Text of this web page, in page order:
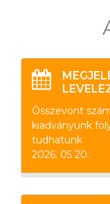
Összevont
kiadványunk
tudhatunk
2026. 05 20.